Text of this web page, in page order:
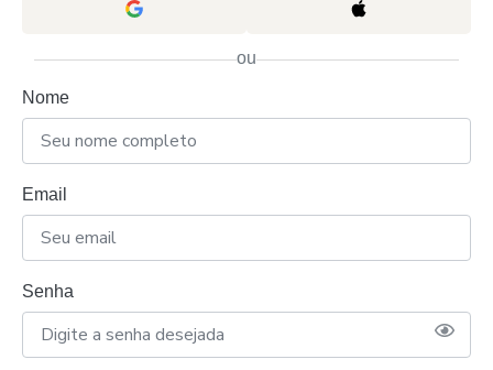
ou
Nome
Email
Senha